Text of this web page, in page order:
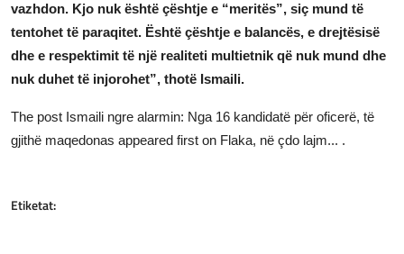
vazhdon. Kjo nuk është çështje e “meritës”, siç mund të
tentohet të paraqitet. Është çështje e balancës, e drejtësisë
dhe e respektimit të një realiteti multietnik që nuk mund dhe
nuk duhet të injorohet”, thotë Ismaili.
The post Ismaili ngre alarmin: Nga 16 kandidatë për oficerë, të
gjithë maqedonas appeared first on Flaka, në çdo lajm... .
Etiketat: